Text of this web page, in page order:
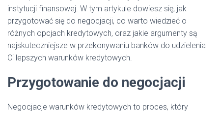
instytucji finansowej. W tym artykule dowiesz się, jak
przygotować się do negocjacji, co warto wiedzieć o
różnych opcjach kredytowych, oraz jakie argumenty są
najskuteczniejsze w przekonywaniu banków do udzielenia
Ci lepszych warunków kredytowych.
Przygotowanie do negocjacji
Negocjacje warunków kredytowych to proces, który